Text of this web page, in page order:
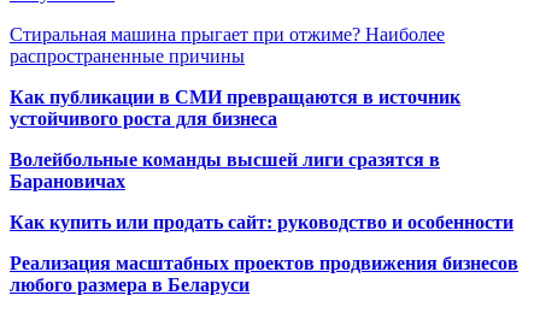
Стиральная машина прыгает при отжиме? Наиболее
распространенные причины
Как публикации в СМИ превращаются в источник
устойчивого роста для бизнеса
Волейбольные команды высшей лиги сразятся в
Барановичах
Как купить или продать сайт: руководство и особенности
Реализация масштабных проектов продвижения бизнесов
любого размера в Беларуси